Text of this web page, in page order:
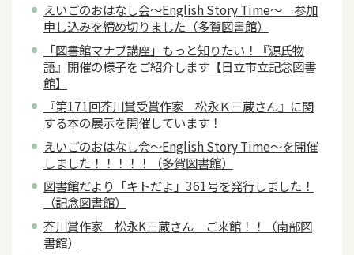
えいごのおはなし会～English Story Time～ 参加
申し込みを締め切りました（多賀図書館）
「図書館マナブ講座」もっと知りたい！『源氏物
語』開催の様子をご紹介します【日立市立記念図書
館】
『第171回芥川賞受賞作家 松永Ｋ三蔵さん』に関
する本の展示を開催しています！
えいごのおはなし会～English Story Time～を開催
しました！！！！！（多賀図書館）
図書館だより「キトだよ」361号を発行しました！
（記念図書館）
芥川賞作家 松永K三蔵さん ご来館！！（南部図
書館）